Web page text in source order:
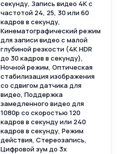
секунду, Запись видео 4K с
частотой 24, 25, 30 или 60
кадров в секунду,
Кинематографический режим
для записи видео с малой
глубиной резкости (4K HDR
до 30 кадров в секунду),
Ночной режим, Оптическая
стабилизация изображения
со сдвигом датчика для
видео, Поддержка
замедленного видео для
1080p со скоростью 120
кадров в секунду или 240
кадров в секунду, Режим
действия, Стереозапись,
Цифровой зум до 3x